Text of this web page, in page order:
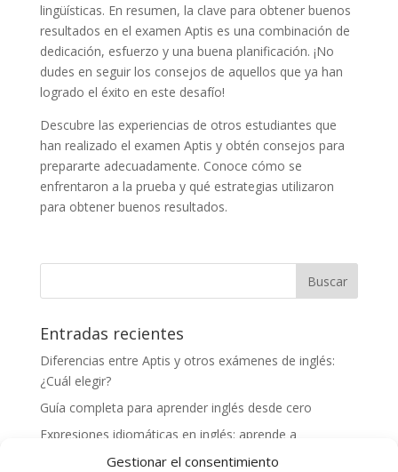
Gestionar el consentimiento
lingüísticas. En resumen, la clave para obtener buenos
resultados en el examen Aptis es una combinación de
dedicación, esfuerzo y una buena planificación. ¡No
dudes en seguir los consejos de aquellos que ya han
logrado el éxito en este desafío!
Descubre las experiencias de otros estudiantes que
han realizado el examen Aptis y obtén consejos para
prepararte adecuadamente. Conoce cómo se
enfrentaron a la prueba y qué estrategias utilizaron
para obtener buenos resultados.
Entradas recientes
Diferencias entre Aptis y otros exámenes de inglés:
¿Cuál elegir?
Guía completa para aprender inglés desde cero
Expresiones idiomáticas en inglés: aprende a
comunicarte como un nativo